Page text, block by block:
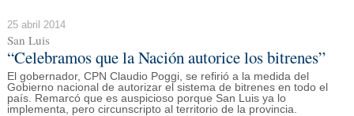
25 abril 2014
San Luis
“Celebramos que la Nación autorice los bitrenes”
El gobernador, CPN Claudio Poggi, se refirió a la medida del
Gobierno nacional de autorizar el sistema de bitrenes en todo el
país. Remarcó que es auspicioso porque San Luis ya lo
implementa, pero circunscripto al territorio de la provincia.